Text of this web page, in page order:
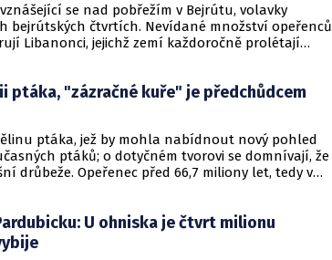
se nad pobřežím v Bejrútu, volavky
bejrútských čtvrtích. Nevídané množství opeřenců
Libanonci, jejichž zemí každoročně prolétají
ptáka, "zázračné kuře" je předchůdcem
ptáka, jež by mohla nabídnout nový pohled
ptáků; o dotyčném tvorovi se domnívají, že
drůbeže. Opeřenec před 66,7 miliony let, tedy v
U ohniska je čtvrt milionu